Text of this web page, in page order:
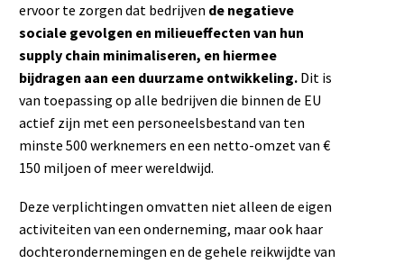
ervoor te zorgen dat bedrijven de negatieve
sociale gevolgen en milieueffecten van hun
supply chain minimaliseren, en hiermee
bijdragen aan een duurzame ontwikkeling. Dit is
van toepassing op alle bedrijven die binnen de EU
actief zijn met een personeelsbestand van ten
minste 500 werknemers en een netto-omzet van €
150 miljoen of meer wereldwijd.
Deze verplichtingen omvatten niet alleen de eigen
activiteiten van een onderneming, maar ook haar
dochterondernemingen en de gehele reikwijdte van